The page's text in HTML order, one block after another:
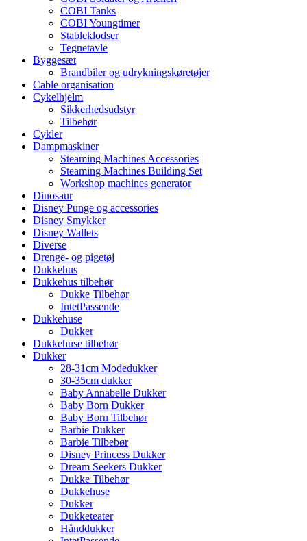
COBI Tanks
COBI Youngtimer
Stableklodser
Tegnetavle
Byggesæt
Brandbiler og udrykningskøretøjer
Cable organisation
Cykelhjelm
Sikkerhedsudstyr
Tilbehør
Cykler
Dampmaskiner
Steaming Machines Accessories
Steaming Machines Building Set
Workshop machines generator
Dinosaur
Disney Punge og accessories
Disney Smykker
Disney Wallets
Diverse
Drenge- og pigetøj
Dukkehus
Dukkehus tilbehør
Dukke Tilbehør
IntetPassende
Dukkehuse
Dukker
Dukkehuse tilbehør
Dukker
28-31cm Modedukker
30-35cm dukker
Baby Annabelle Dukker
Baby Born Dukker
Baby Born Tilbehør
Barbie Dukker
Barbie Tilbebør
Disney Princess Dukker
Dream Seekers Dukker
Dukke Tilbehør
Dukkehuse
Dukker
Dukketeater
Hånddukker